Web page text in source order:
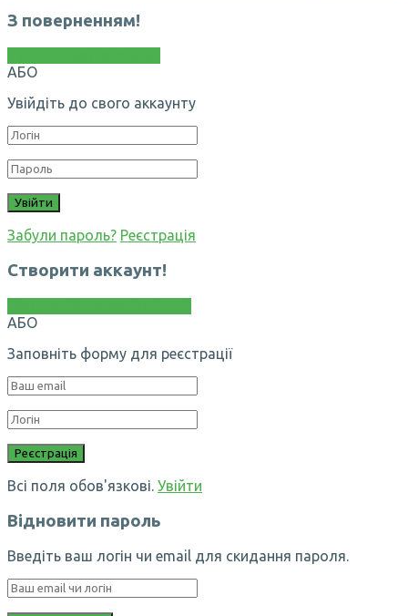
З поверненням!
АБО
Увійдіть до свого аккаунту
Забули пароль? Реєстрація
Створити аккаунт!
АБО
Заповніть форму для реєстрації
Всі поля обов'язкові. Увійти
Відновити пароль
Введіть ваш логін чи email для скидання пароля.